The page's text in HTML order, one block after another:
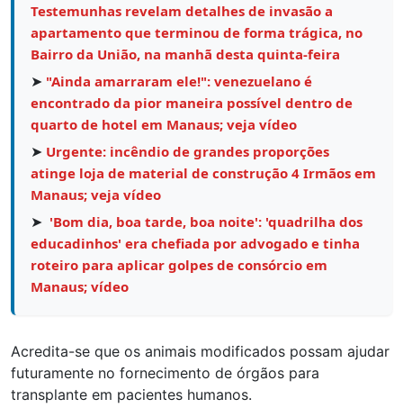
Testemunhas revelam detalhes de invasão a
apartamento que terminou de forma trágica, no
Bairro da União, na manhã desta quinta-feira
➤ "Ainda amarraram ele!": venezuelano é
encontrado da pior maneira possível dentro de
quarto de hotel em Manaus; veja vídeo
➤ Urgente: incêndio de grandes proporções
atinge loja de material de construção 4 Irmãos em
Manaus; veja vídeo
➤ 'Bom dia, boa tarde, boa noite': 'quadrilha dos
educadinhos' era chefiada por advogado e tinha
roteiro para aplicar golpes de consórcio em
Manaus; vídeo
Acredita-se que os animais modificados possam ajudar
futuramente no fornecimento de órgãos para
transplante em pacientes humanos.